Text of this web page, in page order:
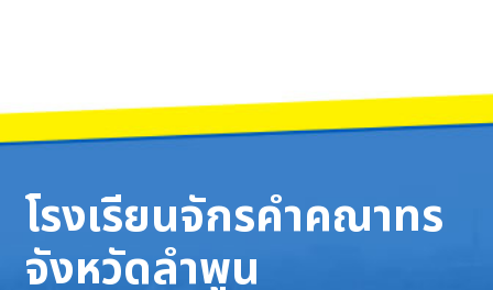
โรงเรียนจักรคำคณาทร
จังหวัดลำพูน